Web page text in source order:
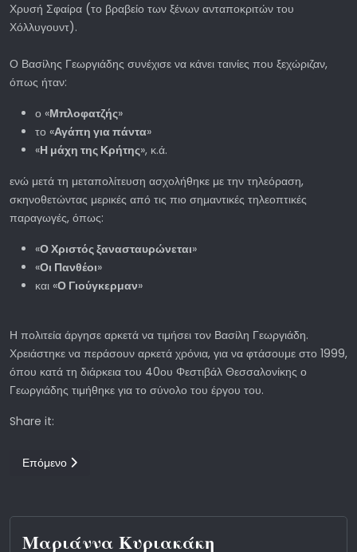
Χρυσή Σφαίρα (το βραβείο των ξένων ανταποκριτών του
Χόλλυγουντ).
Ο Βασίλης Γεωργιάδης συνέχισε να κάνει ταινίες που ξεχώριζαν,
όπως ήταν:
ο «Μπλοφατζής»
το «Αγάπη για πάντα»
«Η μάχη της Κρήτης», κ.ά.
ενώ μετά τη μεταπολίτευση ασχολήθηκε με την τηλεόραση,
σκηνοθετώντας μερικές από τις πιο σημαντικές τηλεοπτικές
παραγωγές, όπως:
«Ο Χριστός ξανασταυρώνεται»
«Οι Πανθέοι»
και «Ο Γιούγκερμαν»
Η πολιτεία άργησε αρκετά να τιμήσει τον Βασίλη Γεωργιάδη.
Χρειάστηκε να περάσουν αρκετά χρόνια, για να φτάσουμε στο 1999,
όπου κατά τη διάρκεια του 40ου Φεστιβάλ Θεσσαλονίκης ο
Γεωργιάδης τιμήθηκε για το σύνολο του έργου του.
Share it:
Επόμενο άρθρο: Ορέστης Λάσκος
Επόμενο
Μαριάννα Κυριακάκη